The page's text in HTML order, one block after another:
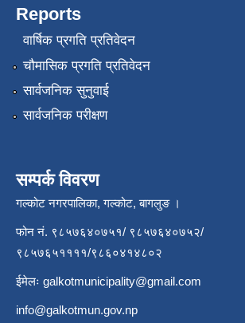
Reports
वार्षिक प्रगति प्रतिवेदन
चौमासिक प्रगति प्रतिवेदन
सार्वजनिक सुनुवाई
सार्वजनिक परीक्षण
सम्पर्क विवरण
गल्कोट नगरपालिका, गल्कोट, बागलुङ ।
फोन नं. ९८५७६४०७५१/ ९८५७६४०७५२/
९८५७६५११११/९८६०४१४८०२
ईमेलः galkotmunicipality@gmail.com
info@galkotmun.gov.np